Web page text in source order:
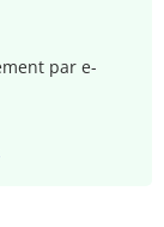
par e-